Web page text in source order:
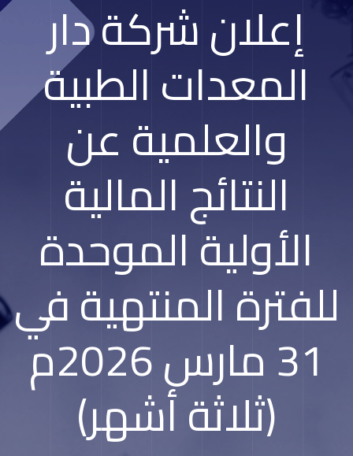
إعلان شركة دار
المعدات الطبية
والعلمية عن
النتائج المالية
الأولية الموحدة
للفترة المنتهية في
31 مارس 2026م
(ثلاثة أشهر)